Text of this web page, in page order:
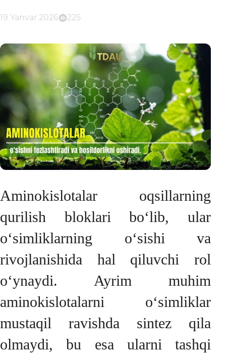
19 Yanvar 2026 225
Aminokislotalar oqsillarning
qurilish bloklari bo‘lib, ular
o‘simliklarning o‘sishi va
rivojlanishida hal qiluvchi rol
o‘ynaydi. Ayrim muhim
aminokislotalarni o‘simliklar
mustaqil ravishda sintez qila
olmaydi, bu esa ularni tashqi